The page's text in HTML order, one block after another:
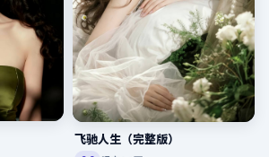
飞驰人生（完整版）